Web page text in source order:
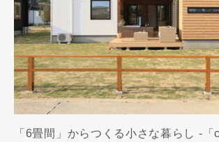
「6畳間」からつくる小さな暮らし -「